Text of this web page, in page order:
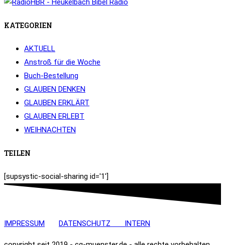
KATEGORIEN
AKTUELL
Anstroß für die Woche
Buch-Bestellung
GLAUBEN DENKEN
GLAUBEN ERKLÄRT
GLAUBEN ERLEBT
WEIHNACHTEN
TEILEN
[supsystic-social-sharing id='1']
IMPRESSUM DATENSCHUTZ INTERN